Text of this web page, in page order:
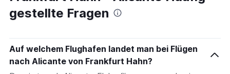
gestellte Fragen
Auf welchem Flughafen landet man bei Flügen
nach Alicante von Frankfurt Hahn?